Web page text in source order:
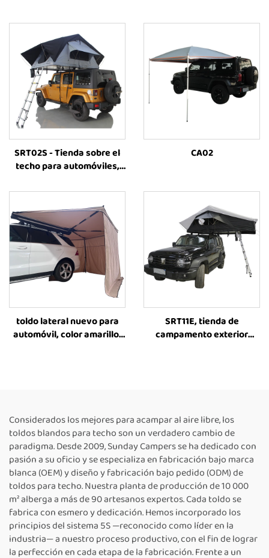
SRT02S - Tienda sobre el
techo para automóviles,
acampar fuera de
carretera con vehículos
4x4, tienda de alta calidad
para exteriores
CA02
toldo lateral nuevo para
automóvil, color amarillo,
SRT11E, tienda de
campamento exterior
tamaño, para automóviles
familiares
Considerados los mejores para acampar al aire libre, los
toldos blandos para techo son un verdadero cambio de
paradigma. Desde 2009, Sunday Campers se ha dedicado con
pasión a su oficio y se especializa en fabricación bajo marca
blanca (OEM) y diseño y fabricación bajo pedido (ODM) de
toldos para techo. Nuestra planta de producción de 10 000
m² alberga a más de 90 artesanos expertos. Cada toldo se
fabrica con esmero y dedicación. Hemos incorporado los
principios del sistema 5S —reconocido como líder en la
industria— a nuestro proceso productivo, con el fin de lograr
la perfección en cada etapa de la fabricación. Frente a un